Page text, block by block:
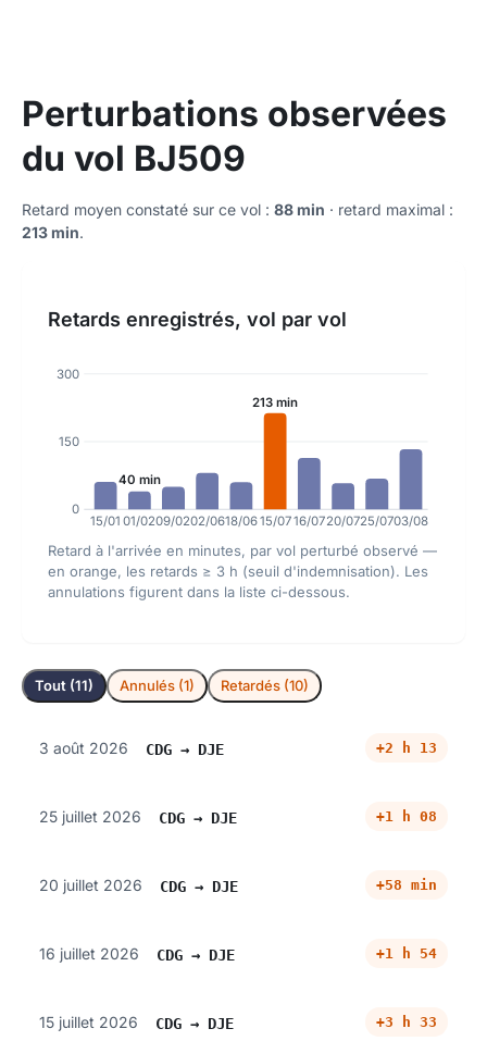
Perturbations observées
du vol BJ509
Retard moyen constaté sur ce vol : 88 min · retard maximal :
213 min.
Retards enregistrés, vol par vol
0
150
300
15/01
40 min
01/0209/0202/0618/06
213 min
15/0716/0720/0725/0703/08
Retard à l'arrivée en minutes, par vol perturbé observé —
en orange, les retards ≥ 3 h (seuil d'indemnisation). Les
annulations figurent dans la liste ci-dessous.
Tout (11) Annulés (1) Retardés (10)
3 août 2026 CDG → DJE +2 h 13
25 juillet 2026 CDG → DJE +1 h 08
20 juillet 2026 CDG → DJE +58 min
16 juillet 2026 CDG → DJE +1 h 54
15 juillet 2026 CDG → DJE +3 h 33